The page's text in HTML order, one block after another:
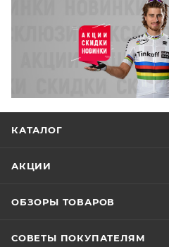
КАТАЛОГ
АКЦИИ
ОБЗОРЫ ТОВАРОВ
СОВЕТЫ ПОКУПАТЕЛЯМ